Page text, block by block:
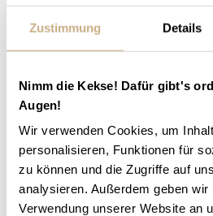
Zustimmung Details
Nimm die Kekse! Dafür gibt's
Augen!
Wir verwenden Cookies, um
personalisieren, Funktionen für
zu können und die Zugriffe auf
analysieren. Außerdem geben
Verwendung unserer Website an